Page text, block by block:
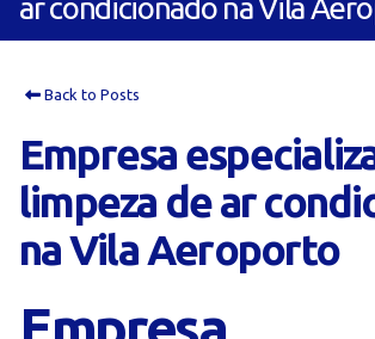
ar condicionado na Vila
Back to Posts
Empresa
limpeza de ar
na Vila Aeroporto